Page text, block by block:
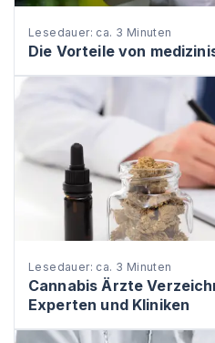
Lesedauer: ca. 3 Minuten
Die Vorteile von
Lesedauer: ca. 3 Minuten
Cannabis Ärzte
Experten und Kliniken